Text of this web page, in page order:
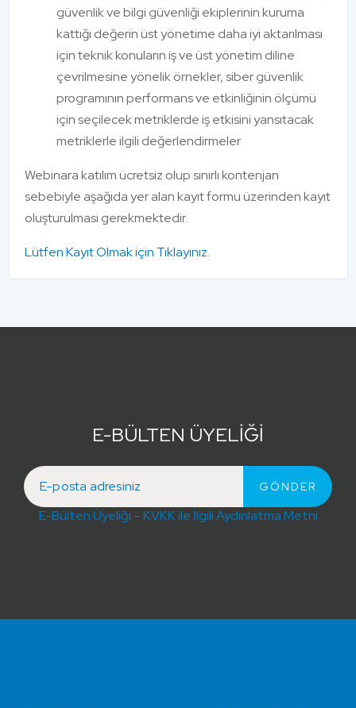
güvenlik ve bilgi güvenliği ekiplerinin kuruma
kattığı değerin üst yönetime daha iyi aktarılması
için teknik konuların iş ve üst yönetim diline
çevrilmesine yönelik örnekler, siber güvenlik
programının performans ve etkinliğinin ölçümü
için seçilecek metriklerde iş etkisini yansıtacak
metriklerle ilgili değerlendirmeler
Webinara katılım ücretsiz olup sınırlı kontenjan
sebebiyle aşağıda yer alan kayıt formu üzerinden kayıt
oluşturulması gerekmektedir.
Lütfen Kayıt Olmak için Tıklayınız.
E-BÜLTEN ÜYELİĞİ
E-Bülten Üyeliği – KVKK ile İlgili Aydınlatma Metni